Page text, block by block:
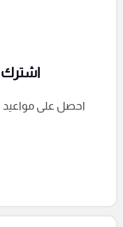
اشترك
احصل على مواعيد